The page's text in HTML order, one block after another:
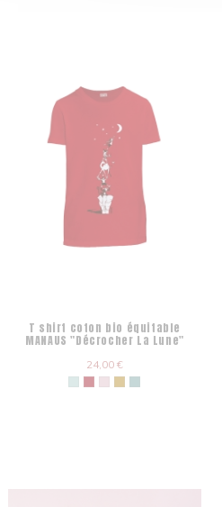
T shirt coton bio équitable
MANAUS "Décrocher La Lune"
24,00 €